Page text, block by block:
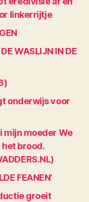
linkerrijtje
WASLIJN IN DE
onderwijs voor
mijn moeder We
het brood.
FEANEN’
groeit